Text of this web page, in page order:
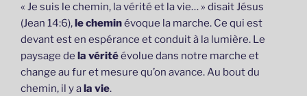
« Je suis le chemin, la vérité et la vie… » disait Jésus
(Jean 14:6),le cheminévoque la marche. Ce qui est
devant est en espérance et conduit à la lumière. Le
paysage de la véritéévolue dans notre marche et
change au fur et mesure qu’on avance. Au bout du
chemin, il y ala vie.